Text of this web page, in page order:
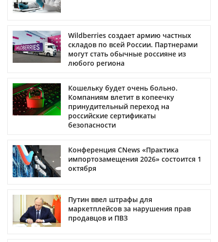
Wildberries создает армию частных
складов по всей России. Партнерами
могут стать обычные россияне из
любого региона
Кошельку будет очень больно.
Компаниям влетит в копеечку
принудительный переход на
российские сертификаты
безопасности
Конференция CNews «Практика
импортозамещения 2026» состоится 1
октября
Путин ввел штрафы для
маркетплейсов за нарушения прав
продавцов и ПВЗ